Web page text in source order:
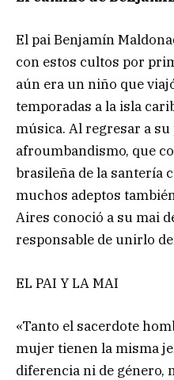
El pai Benjamín
con estos cultos por
aún era un niño que
temporadas a la isla
música. Al regresar a
afroumbandismo, que
brasileña de la santería
muchos adeptos
Aires conoció a su mai
responsable de unirlo
EL PAI Y LA MAI
«Tanto el sacerdote
mujer tienen la misma
diferencia ni de género,